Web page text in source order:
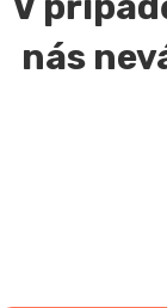
nás